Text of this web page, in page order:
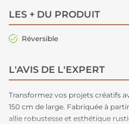
LES + DU PRODUIT
Réversible
L'AVIS DE L'EXPERT
Transformez vos projets créatifs
150 cm de large. Fabriquée à
allie robustesse et esthétique